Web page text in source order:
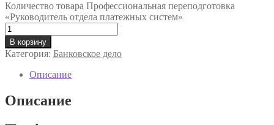
Количество товара Профессиональная переподготовка
«Руководитель отдела платежных систем»
В корзину
Категория: Банковское дело
Описание
Описание